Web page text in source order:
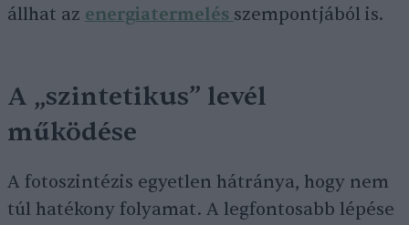
állhat az energiatermelés szempontjából is.
A „szintetikus” levél
működése
A fotoszintézis egyetlen hátránya, hogy nem
túl hatékony folyamat. A legfontosabb lépése